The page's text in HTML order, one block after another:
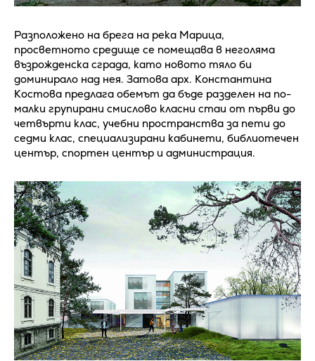
Разположено на брега на река Марица,
просветното средище се помещава в неголяма
възрожденска сграда, като новото тяло би
доминирало над нея. Затова арх. Константина
Костова предлага обемът да бъде разделен на по-
малки групирани смислово класни стаи от първи до
четвърти клас, учебни пространства за пети до
седми клас, специализирани кабинети, библиотечен
център, спортен център и администрация.